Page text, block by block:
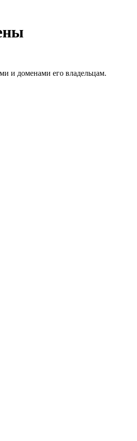
и доменами его владельцам.